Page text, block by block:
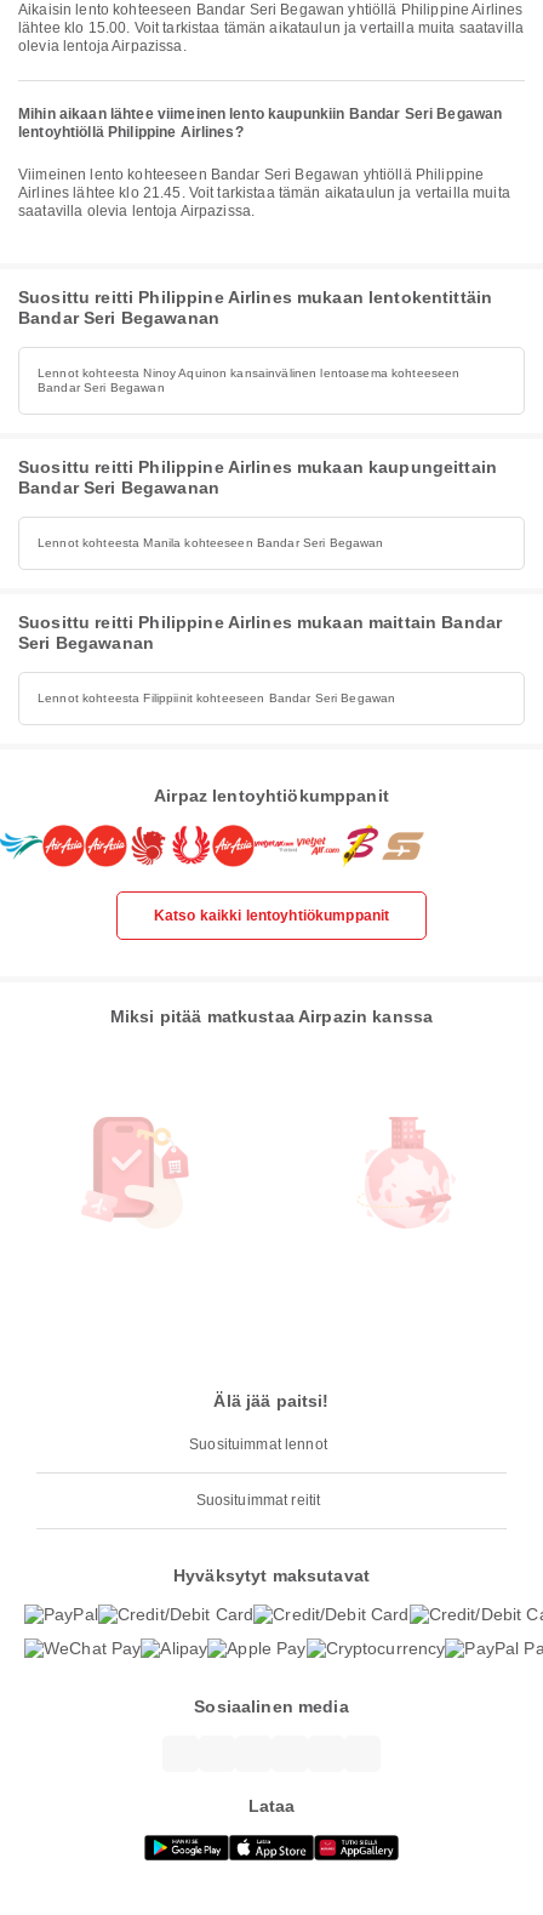
Aikaisin lento kohteeseen Bandar Seri Begawan yhtiöllä Philippine Airlines
lähtee klo 15.00. Voit tarkistaa tämän aikataulun ja vertailla muita saatavilla
olevia lentoja Airpazissa.
Mihin aikaan lähtee viimeinen lento kaupunkiin Bandar Seri Begawan
lentoyhtiöllä Philippine Airlines?
Viimeinen lento kohteeseen Bandar Seri Begawan yhtiöllä Philippine
Airlines lähtee klo 21.45. Voit tarkistaa tämän aikataulun ja vertailla muita
saatavilla olevia lentoja Airpazissa.
Suosittu reitti Philippine Airlines mukaan lentokentittäin
Bandar Seri Begawanan
Lennot kohteesta Ninoy Aquinon kansainvälinen lentoasema kohteeseen
Bandar Seri Begawan
Suosittu reitti Philippine Airlines mukaan kaupungeittain
Bandar Seri Begawanan
Lennot kohteesta Manila kohteeseen Bandar Seri Begawan
Suosittu reitti Philippine Airlines mukaan maittain Bandar
Seri Begawanan
Lennot kohteesta Filippiinit kohteeseen Bandar Seri Begawan
Airpaz lentoyhtiökumppanit
Katso kaikki lentoyhtiökumppanit
Miksi pitää matkustaa Airpazin kanssa
Älä jää paitsi!
Suosituimmat lennot
Suosituimmat reitit
Hyväksytyt maksutavat
Sosiaalinen media
Lataa